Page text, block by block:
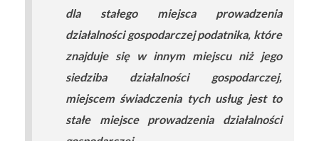
dla stałego miejsca prowadzenia
działalności gospodarczej podatnika, które
znajduje się w innym miejscu niż jego
siedziba działalności gospodarczej,
miejscem świadczenia tych usług jest to
stałe miejsce prowadzenia działalności